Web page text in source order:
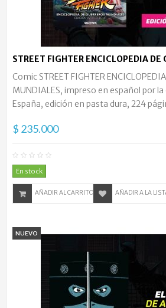
STREET FIGHTER ENCICLOPEDIA DE
Comic STREET FIGHTER
MUNDIALES, impreso en español por
España, edición en pasta dura, 224
$ 235.000
En stock
AÑADIR AL CARRITO AÑADIR A LA
NUEVO